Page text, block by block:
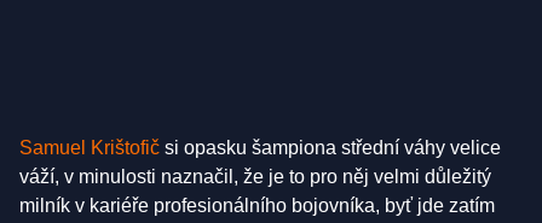
Samuel Krištofič si opasku šampiona střední váhy velice
váží, v minulosti naznačil, že je to pro něj velmi důležitý
milník v kariéře profesionálního bojovníka, byť jde zatím